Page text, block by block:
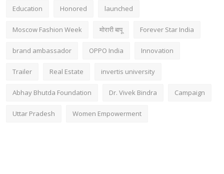
Education Honored launched
Moscow Fashion Week मोरारी बापू Forever Star India
brand ambassador OPPO India Innovation
Trailer Real Estate invertis university
Abhay Bhutda Foundation Dr. Vivek Bindra Campaign
Uttar Pradesh Women Empowerment